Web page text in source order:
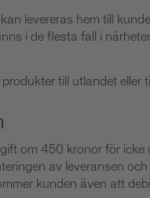
levereras hem till
i de flesta fall i
till utlandet eller
om 450 kronor för icke
av leveransen
kunden även att